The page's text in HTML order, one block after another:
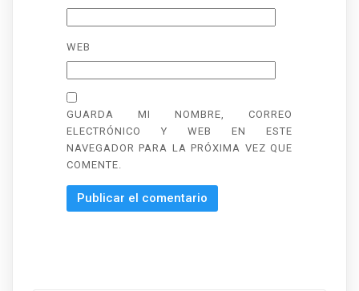
WEB
GUARDA MI NOMBRE, CORREO
ELECTRÓNICO Y WEB EN ESTE
NAVEGADOR PARA LA PRÓXIMA VEZ QUE
COMENTE.